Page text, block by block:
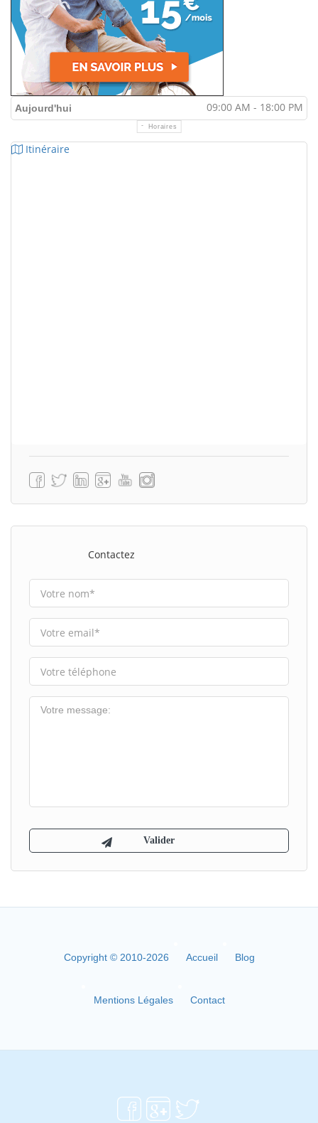
Aujourd'hui 09:00 AM - 18:00 PM
Horaires
Itinéraire
Contactez
Copyright © 2010-2026 Accueil Blog
Mentions Légales Contact